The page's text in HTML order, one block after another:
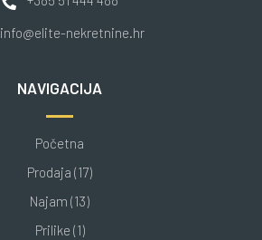
info@elite-nekretnine.hr
NAVIGACIJA
Početna
Prodaja (17)
Najam (13)
Prilike (1)